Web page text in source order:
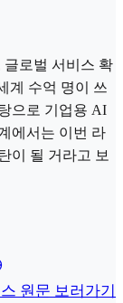
로벌 서비스 확
계 수억 명이 쓰
으로 기업용 AI
에서는 이번 라
이 될 거라고 보
원문 보러가기